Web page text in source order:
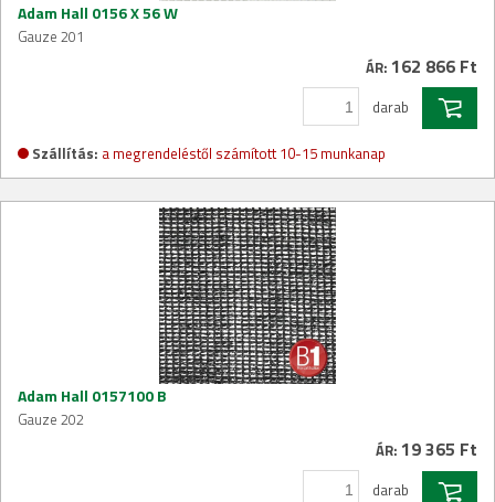
Adam Hall 0156 X 56 W
Gauze 201
ÁR: 162 866 Ft
darab
Szállítás: a megrendeléstől számított 10-15 munkanap
Adam Hall 0157100 B
Gauze 202
ÁR: 19 365 Ft
darab